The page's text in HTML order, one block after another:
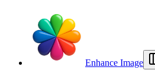
Enhance Image